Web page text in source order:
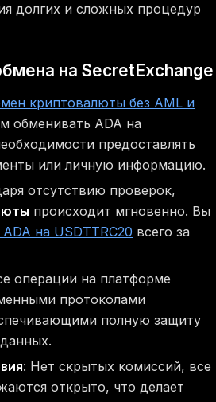
долгих и сложных процедур
на SecretExchange
криптовалюты без AML и
обменивать ADA на
предоставлять
или личную информацию.
отсутствию проверок,
происходит мгновенно. Вы
на USDTTRC20 всего за
операции на платформе
протоколами
полную защиту
: Нет скрытых комиссий, все
открыто, что делает